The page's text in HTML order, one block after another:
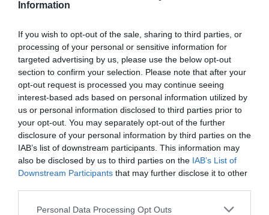
Information
If you wish to opt-out of the sale, sharing to third parties, or
processing of your personal or sensitive information for
targeted advertising by us, please use the below opt-out
section to confirm your selection. Please note that after your
opt-out request is processed you may continue seeing
interest-based ads based on personal information utilized by
us or personal information disclosed to third parties prior to
your opt-out. You may separately opt-out of the further
disclosure of your personal information by third parties on the
IAB’s list of downstream participants. This information may
also be disclosed by us to third parties on the IAB’s List of
Downstream Participants that may further disclose it to other
Personal Data Processing Opt Outs
Louisa commenté :
6 mars 2019 - 23 h 12 min
Bravo et plein de succès à cette compagnie européenne qui
fait confiance à Airbus pour renouveler sa flotte.
RÉPONDRE
LAISSER UN COMMENTAIRE